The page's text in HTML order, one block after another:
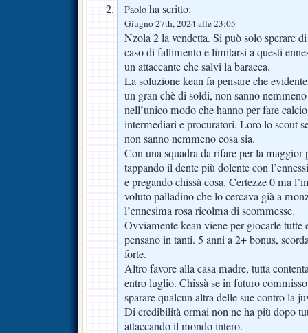
Paolo ha scritto:
Giugno 27th, 2024 alle 23:05
Nzola 2 la vendetta. Si può solo sperare
caso di fallimento e limitarsi a questi
un attaccante che salvi la baracca.
La soluzione kean fa pensare che
un gran chè di soldi, non sanno
nell’unico modo che hanno per fare
intermediari e procuratori. Loro lo scout
non sanno nemmeno cosa sia.
Con una squadra da rifare per la maggior
tappando il dente più dolente con
e pregando chissà cosa. Certezze 0 ma
voluto palladino che lo cercava già a
l’ennesima rosa ricolma di scommesse.
Ovviamente kean viene per giocarle tutte
pensano in tanti. 5 anni a 2+ bonus,
forte.
Altro favore alla casa madre, tutta
entro luglio. Chissà se in futuro
sparare qualcun altra delle sue contro la
Di credibilità ormai non ne ha più dopo
attaccando il mondo intero.